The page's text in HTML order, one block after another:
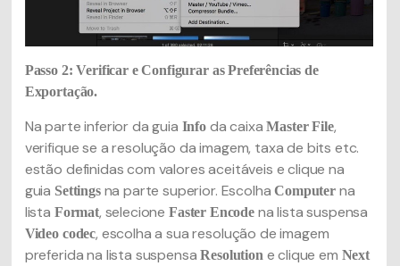
Passo 2: Verificar e Configurar as Preferências de
Exportação.
Na parte inferior da guia Info da caixaMaster File,
verifique se a resolução da imagem, taxa de bits etc.
estão definidas com valores aceitáveis e clique na
guia Settingsna parte superior. EscolhaComputer na
lista Format, selecione Faster Encodena lista suspensa
Video codec, escolha a sua resolução de imagem
preferida na lista suspensaResolutione clique em Next